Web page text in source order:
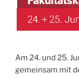
Am 24. und 25.
gemeinsam mit